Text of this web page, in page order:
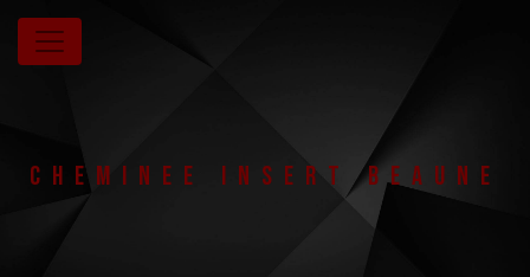
Panneau de gestion des cookies
cheminee insert Beaune